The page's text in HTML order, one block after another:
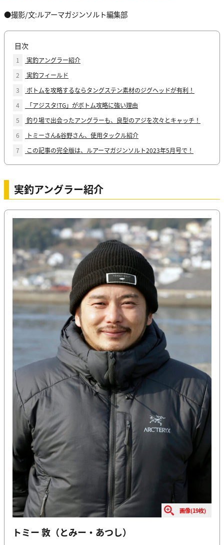
●撮影/文:ルアーマガジンソルト編集部
目次
1
実釣アングラー紹介
2
実釣フィールド
3
ボトムを攻略するならタングステン素材のジグヘッドが有利！
4
「アジスタ!TG」がボトム攻略に強い理由
5
釣り場で出会ったアングラーも、良型のアジを次々とキャッチ！
6
トミーさん&谷野さん、使用タックル紹介
7
この記事の完全版は、ルアーマガジンソルト2023年5月号で！
実釣アングラー紹介
画像(19枚)
トミー 敦（とみー・あつし）